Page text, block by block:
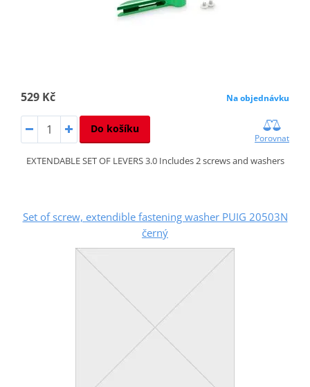
529 Kč Na objednávku
Do košíku
Porovnat
EXTENDABLE SET OF LEVERS 3.0 Includes 2 screws and washers
Set of screw, extendible fastening washer PUIG 20503N
černý